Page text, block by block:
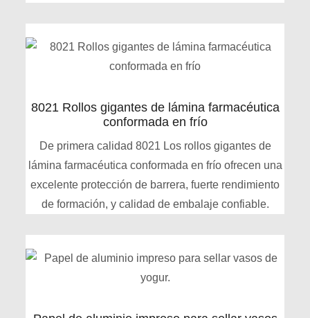
8021 Rollos gigantes de lámina farmacéutica
conformada en frío
De primera calidad 8021 Los rollos gigantes de
lámina farmacéutica conformada en frío ofrecen una
excelente protección de barrera, fuerte rendimiento
de formación, y calidad de embalaje confiable.